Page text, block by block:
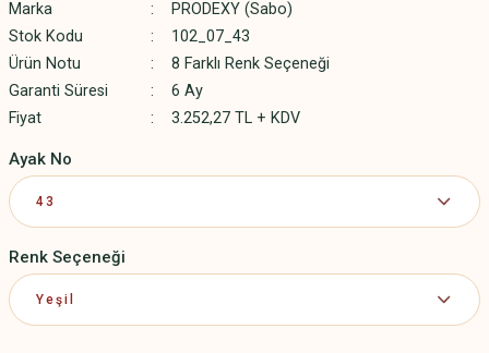
Marka
PRODEXY (Sabo)
Stok Kodu
102_07_43
Ürün Notu
8 Farklı Renk Seçeneği
Garanti Süresi
6 Ay
Fiyat
3.252,27 TL + KDV
Ayak No
Renk Seçeneği